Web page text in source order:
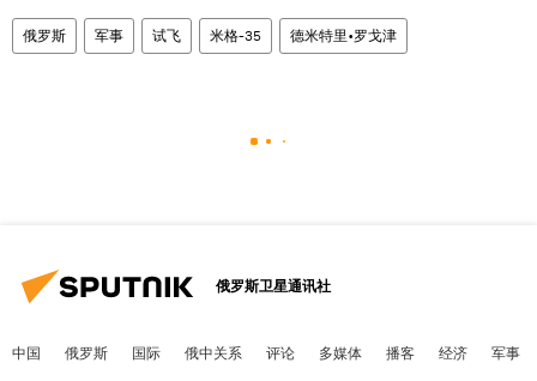
俄罗斯 军事 试飞 米格-35 德米特里•罗戈津
俄罗斯卫星通讯社
中国 俄罗斯 国际 俄中关系 评论 多媒体 播客 经济 军事